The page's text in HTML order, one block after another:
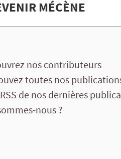
MÉCÈNE
nos contributeurs
toutes nos
de nos dernières
nous ?